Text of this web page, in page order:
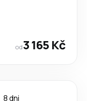
od3 165 Kč
8 dni